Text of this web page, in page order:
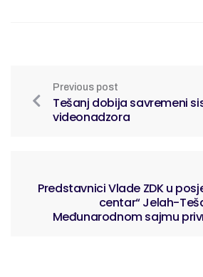
Previous post
Tešanj dobija savremeni
videonadzora
Predstavnici Vlade ZDK u
centar“ Jelah-
Međunarodnom sajmu